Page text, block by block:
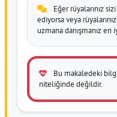
Eğer rüyalarınız
ediyorsa veya
uzmana danışmanız en
Bu makaledeki
niteliğinde değildir.